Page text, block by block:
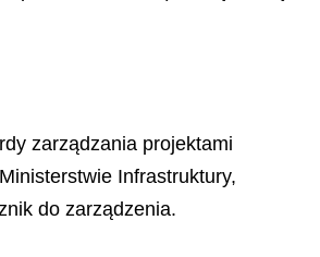
zarządzania projektami
Infrastruktury,
do zarządzenia.